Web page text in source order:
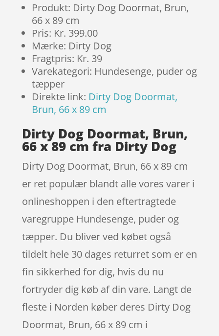
Produkt: Dirty Dog Doormat, Brun,
66 x 89 cm
Pris: Kr. 399.00
Mærke: Dirty Dog
Fragtpris: Kr. 39
Varekategori: Hundesenge, puder og
tæpper
Direkte link: Dirty Dog Doormat,
Brun, 66 x 89 cm
Dirty Dog Doormat, Brun,
66 x 89 cm fra Dirty Dog
Dirty Dog Doormat, Brun, 66 x 89 cm
er ret populær blandt alle vores varer i
onlineshoppen i den eftertragtede
varegruppe Hundesenge, puder og
tæpper. Du bliver ved købet også
tildelt hele 30 dages returret som er en
fin sikkerhed for dig, hvis du nu
fortryder dig køb af din vare. Langt de
fleste i Norden køber deres Dirty Dog
Doormat, Brun, 66 x 89 cm i